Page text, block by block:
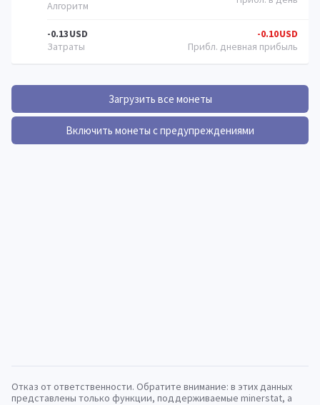
-0.13USD -0.10USD
Загрузить все монеты
Включить монеты с предупреждениями
Отказ от ответственности. Обратите внимание: в этих данных
представлены только функции, поддерживаемые minerstat, а